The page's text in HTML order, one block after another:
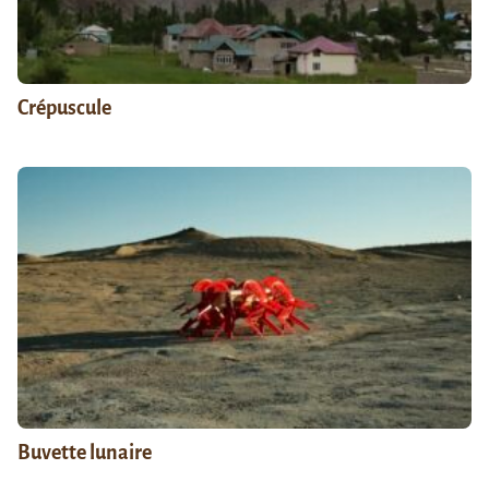
Crépuscule
Buvette lunaire